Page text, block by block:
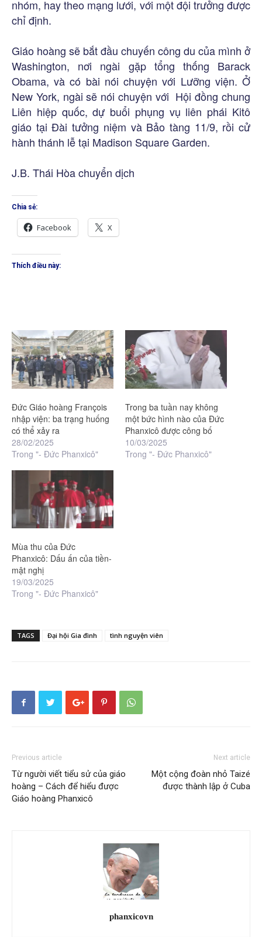
nhóm, hay theo mạng lưới, với một đội trưởng được
chỉ định.
Giáo hoàng sẽ bắt đầu chuyến công du của mình ở
Washington, nơi ngài gặp tổng thống Barack
Obama, và có bài nói chuyện với Lưỡng viện. Ở
New York, ngài sẽ nói chuyện với Hội đồng chung
Liên hiệp quốc, dự buổi phụng vụ liên phái Kitô
giáo tại Đài tưởng niệm và Bảo tàng 11/9, rồi cử
hành thánh lễ tại Madison Square Garden.
J.B. Thái Hòa chuyển dịch
Chia sẻ:
Facebook X
Thích điều này:
Đức Giáo hoàng François
nhập viện: ba trạng huống
có thể xảy ra
28/02/2025
Trong "- Đức Phanxicô"
Trong ba tuần nay không
một bức hình nào của Đức
Phanxicô được công bố
10/03/2025
Trong "- Đức Phanxicô"
Mùa thu của Đức
Phanxicô: Dấu ấn của tiền-
mật nghị
19/03/2025
Trong "- Đức Phanxicô"
TAGS Đại hội Gia đình tình nguyện viên
Previous article
Từ người viết tiểu sử của giáo
hoàng – Cách để hiểu được
Giáo hoàng Phanxicô
Next article
Một cộng đoàn nhỏ Taizé
được thành lập ở Cuba
phanxicovn